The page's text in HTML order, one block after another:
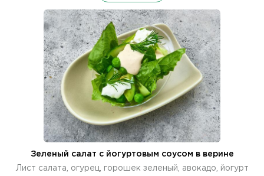
Зеленый салат с йогуртовым соусом в верине
Лист салата, огурец, горошек зеленый, авокадо, йогурт